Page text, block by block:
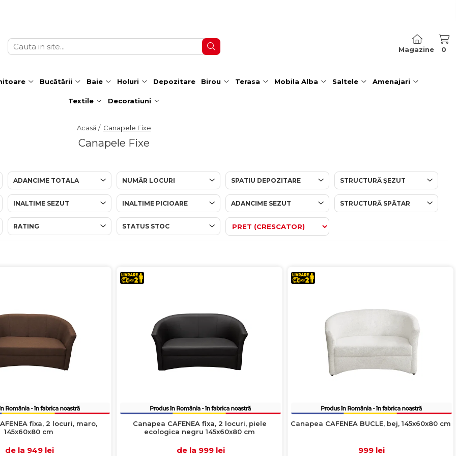
Magazine 0
Bucătării Baie Holuri Depozitare Birou Terasa Mobila Alba Saltele Amenajari
Textile Decoratiuni
Acasă / Canapele Fixe
Canapele Fixe
ADANCIME TOTALA NUMĂR LOCURI SPATIU DEPOZITARE STRUCTURĂ ȘEZUT
INALTIME SEZUT INALTIME PICIOARE ADANCIME SEZUT STRUCTURĂ SPĂTAR
RATING STATUS STOC
fixa, 2 locuri, maro,
145x60x80 cm
de la 949 lei
Canapea CAFENEA fixa, 2 locuri, piele
ecologica negru 145x60x80 cm
de la 999 lei
Canapea CAFENEA BUCLE, bej, 145x60x80 cm
999 lei